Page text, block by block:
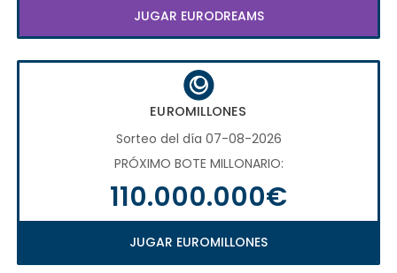
JUGAR EURODREAMS
EUROMILLONES
Sorteo del día 07-08-2026
PRÓXIMO BOTE MILLONARIO:
110.000.000€
JUGAR EUROMILLONES